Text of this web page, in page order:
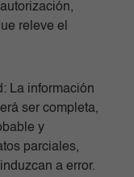
releve el
La información
ser completa,
y
parciales,
a error.